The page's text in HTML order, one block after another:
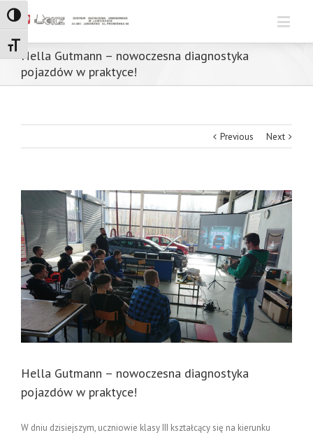
Toggle High Contrast
Toggle Font size
Hella Gutmann – nowoczesna diagnostyka
pojazdów w praktyce!
Previous Next
Hella Gutmann – nowoczesna diagnostyka
pojazdów w praktyce!
W dniu dzisiejszym, uczniowie klasy III kształcący się na kierunku